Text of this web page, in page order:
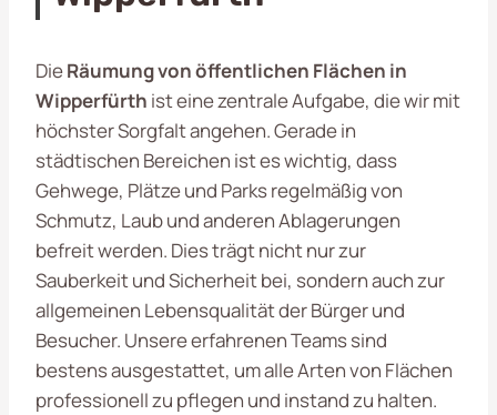
DieRäumung von öffentlichen Flächen in
Wipperfürth ist eine zentrale Aufgabe, die wir mit
höchster Sorgfalt angehen. Gerade in
städtischen Bereichen ist es wichtig, dass
Gehwege, Plätze und Parks regelmäßig von
Schmutz, Laub und anderen Ablagerungen
befreit werden. Dies trägt nicht nur zur
Sauberkeit und Sicherheit bei, sondern auch zur
allgemeinen Lebensqualität der Bürger und
Besucher. Unsere erfahrenen Teams sind
bestens ausgestattet, um alle Arten von Flächen
professionell zu pflegen und instand zu halten.